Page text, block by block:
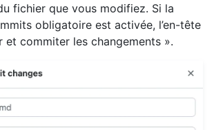
fichier que vous modifiez. Si la
obligatoire est activée, l’en-tête
et commiter les changements ».